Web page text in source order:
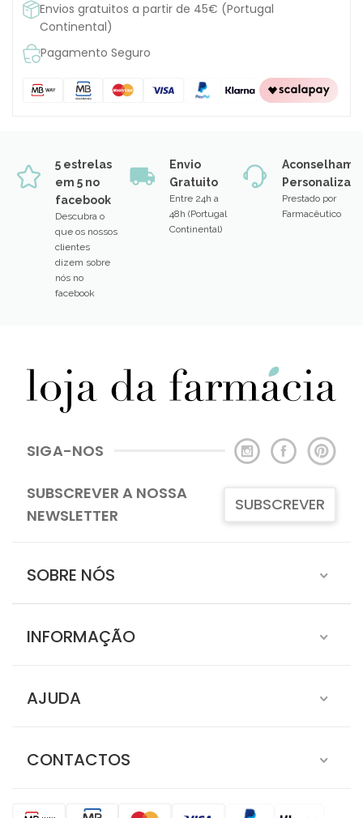
Envios gratuitos a partir de 45€ (Portugal
Continental)
Pagamento Seguro
5 estrelas
em 5 no
facebook
Descubra o
que os nossos
clientes
dizem sobre
nós no
facebook
Envio
Gratuito
Entre 24h a
48h (Portugal
Continental)
Prestado por
Farmacêutico
SIGA-NOS
SUBSCREVER A NOSSA
NEWSLETTER
SUBSCREVER
SOBRE NÓS
INFORMAÇÃO
AJUDA
CONTACTOS